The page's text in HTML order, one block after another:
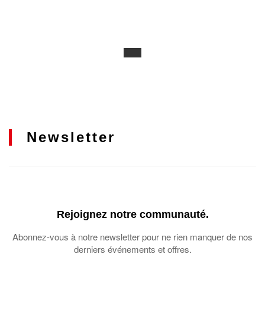
Newsletter
Rejoignez notre communauté.
Abonnez-vous à notre newsletter pour ne rien manquer de nos
derniers événements et offres.